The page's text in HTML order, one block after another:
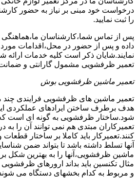
درخواست خود مبنی بر نیاز به حضور
را ثبت نمایید.
پس از تماس شما،کارشناسان ما،هماهنگی
داده و پس از حضور در محل،اقدامات مورد
نمایند.شایان ذکر است کلیه خدمات
تعمیر ظرفشویی مشمول گارانتی و
تعمیر ماشین ظرفشویی بوش
تعمیر ماشین های ظرفشویی فرایندی چند
هدف برطرف ساختن ایرادهای عملکردی
شود.ساختار ظرفشویی به گونه ای است
تعمیرکاران مبتدی هم نمی توانند آن را به
کنند.تعمیرکار باید کاملا بر ساختار
آنها تسلط داشته باشد تا بتواند ضمن
ماشین ظرفشویی،آنها را به بهترین شکل
مثال تکنسین باید بداند ارورهای
و مربوط به کدام بخشهای دستگاه می